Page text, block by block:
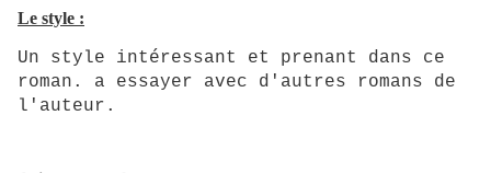
Le style :
Un style intéressant et prenant dans ce
roman. a essayer avec d'autres romans de
l'auteur.